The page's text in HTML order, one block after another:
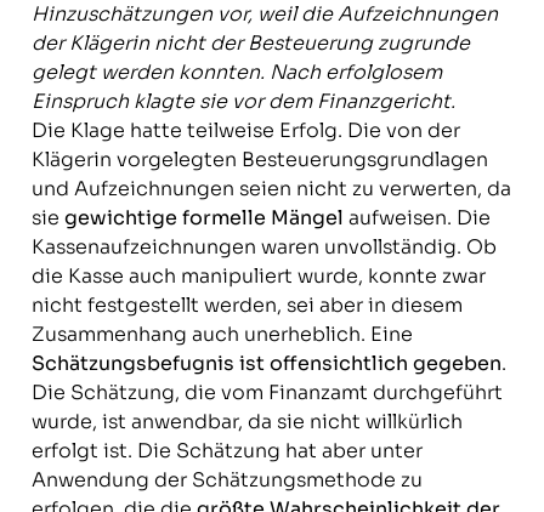
Hinzuschätzungen vor, weil die Aufzeichnungen
der Klägerin nicht der Besteuerung zugrunde
gelegt werden konnten. Nach erfolglosem
Einspruch klagte sie vor dem Finanzgericht.
Die Klage hatte teilweise Erfolg. Die von der
Klägerin vorgelegten Besteuerungsgrundlagen
und Aufzeichnungen seien nicht zu verwerten, da
sie gewichtige formelle Mängel aufweisen. Die
Kassenaufzeichnungen waren unvollständig. Ob
die Kasse auch manipuliert wurde, konnte zwar
nicht festgestellt werden, sei aber in diesem
Zusammenhang auch unerheblich. Eine
Schätzungsbefugnis ist offensichtlich gegeben.
Die Schätzung, die vom Finanzamt durchgeführt
wurde, ist anwendbar, da sie nicht willkürlich
erfolgt ist. Die Schätzung hat aber unter
Anwendung der Schätzungsmethode zu